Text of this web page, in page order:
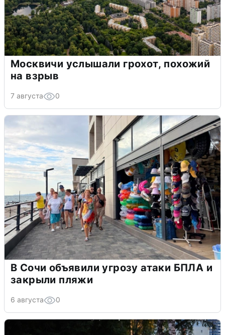
Москвичи услышали грохот, похожий
на взрыв
7 августа 0
В Сочи объявили угрозу атаки БПЛА и
закрыли пляжи
6 августа 0